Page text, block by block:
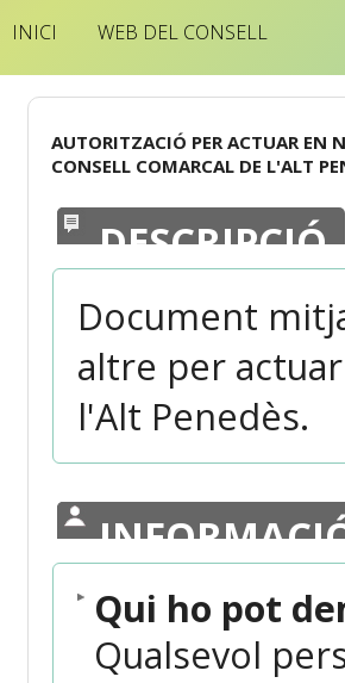
INICI WEB DEL CONSELL
AUTORITZACIÓ PER ACTUAR EN
CONSELL COMARCAL DE L'ALT
DESCRIPCIÓ
Document
altre per
l'Alt Penedès.
Qui ho pot
Qualsevol